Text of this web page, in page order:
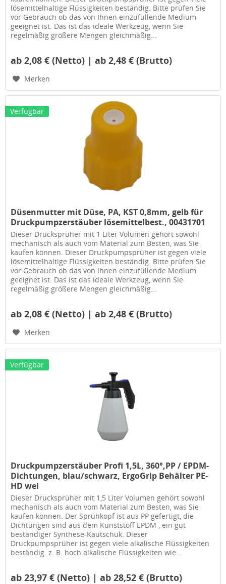
lösemittelhaltige Flüssigkeiten beständig. Bitte prüfen Sie
vor Gebrauch ob das von Ihnen einzufüllende Medium
geeignet ist. Das ist das ideale Werkzeug, wenn Sie
regelmäßig größere Mengen gleichmäßig...
ab 2,08 € (Netto) | ab 2,48 € (Brutto)
Merken
Verfügbar
Düsenmutter mit Düse, PA, KST 0,8mm, gelb für
Druckpumpzerstäuber lösemittelbest., 00431701
Dieser Drucksprüher mit 1 Liter Volumen gehört sowohl
mechanisch als auch vom Material zum Besten, was Sie
kaufen können. Dieser Druckpumpsprüher ist gegen viele
lösemittelhaltige Flüssigkeiten beständig. Bitte prüfen Sie
vor Gebrauch ob das von Ihnen einzufüllende Medium
geeignet ist. Das ist das ideale Werkzeug, wenn Sie
regelmäßig größere Mengen gleichmäßig...
ab 2,08 € (Netto) | ab 2,48 € (Brutto)
Merken
Verfügbar
Druckpumpzerstäuber Profi 1,5L, 360°,PP / EPDM-
Dichtungen, blau/schwarz, ErgoGrip Behälter PE-
HD wei
Dieser Drucksprüher mit 1,5 Liter Volumen gehört sowohl
mechanisch als auch vom Material zum Besten, was Sie
kaufen können. Der Sprühkopf ist aus PP gefertigt, die
Dichtungen sind aus dem Kunststoff EPDM , ein gut
beständiger Synthese-Kautschuk. Dieser
Druckpumpsprüher ist gegen viele alkalische Flüssigkeiten
beständig. z. B. hoch alkalische Flüssigkeiten wie...
ab 23,97 € (Netto) | ab 28,52 € (Brutto)